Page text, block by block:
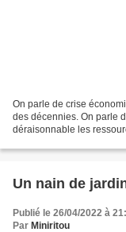
On parle de crise
des décennies. On parle
déraisonnable les
Un nain de
Publié le 26/04/2022 à
Par Miniritou